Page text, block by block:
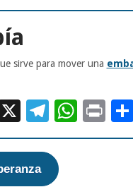
sirve para mover una
X